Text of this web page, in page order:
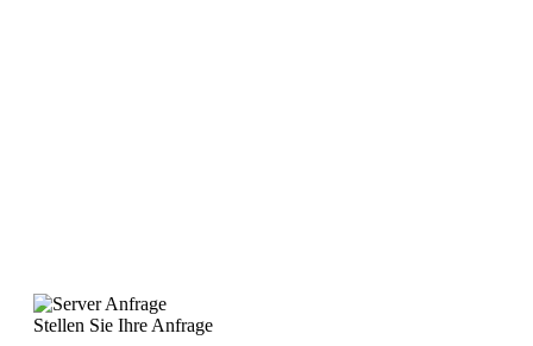
Stellen Sie Ihre Anfrage